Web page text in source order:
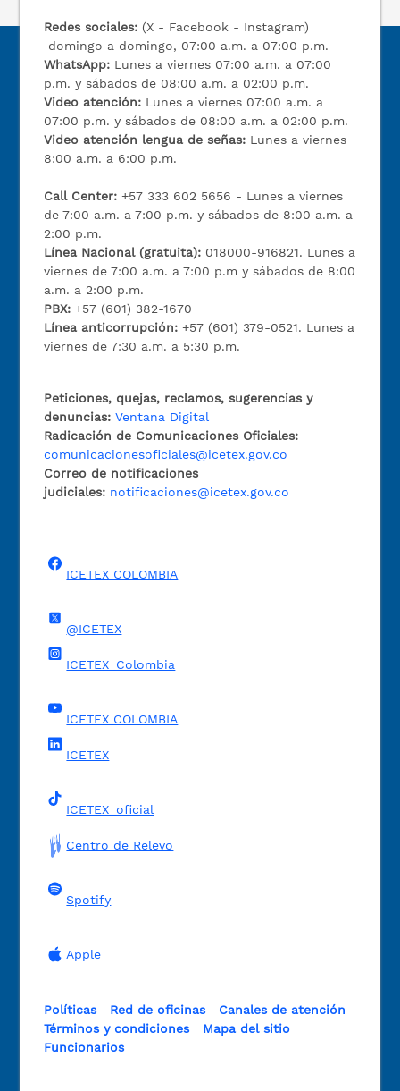
Redes sociales: (X - Facebook - Instagram)
domingo a domingo, 07:00 a.m. a 07:00 p.m.
WhatsApp: Lunes a viernes 07:00 a.m. a 07:00
p.m. y sábados de 08:00 a.m. a 02:00 p.m.
Video atención: Lunes a viernes 07:00 a.m. a
07:00 p.m. y sábados de 08:00 a.m. a 02:00 p.m.
Video atención lengua de señas: Lunes a viernes
8:00 a.m. a 6:00 p.m.
Call Center:+57 333 602 5656 - Lunes a viernes
de 7:00 a.m. a 7:00 p.m. y sábados de 8:00 a.m. a
2:00 p.m.
Línea Nacional (gratuita): 018000-916821. Lunes a
viernes de 7:00 a.m. a 7:00 p.m y sábados de 8:00
a.m. a 2:00 p.m.
PBX:+57 (601) 382-1670
Línea anticorrupción:+57 (601) 379-0521. Lunes a
viernes de 7:30 a.m. a 5:30 p.m.
Peticiones, quejas, reclamos, sugerencias y
denuncias: Ventana Digital
Radicación de Comunicaciones Oficiales:
comunicacionesoficiales@icetex.gov.co
Correo de notificaciones
judiciales: notificaciones@icetex.gov.co
ICETEX COLOMBIA
@ICETEX
ICETEX_Colombia
ICETEX COLOMBIA
ICETEX
ICETEX_oficial
Centro de Relevo
Spotify
Apple
Políticas Red de oficinas
Canales de atención
Términos y condiciones
Mapa del sitio
Funcionarios